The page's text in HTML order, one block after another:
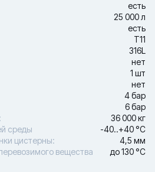
есть
25 000 л
есть
Т11
316L
нет
1 шт
нет
4 бар
6 бар
36 000 кг
среды
-40..+40 °С
цистерны:
4,5 мм
вещества
до 130 °С